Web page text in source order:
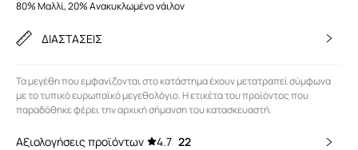
80% Μαλλί, 20% Ανακυκλωμένο νάιλον
ΔΙΑΣΤΑΣΕΙΣ
Τα μεγέθη που εμφανίζονται στο κατάστημα έχουν μετατραπεί σύμφωνα
με το τυπικό ευρωπαϊκό μεγεθολόγιο. Η ετικέτα του προϊόντος που
παραδόθηκε φέρει την αρχική σήμανση του κατασκευαστή.
Αξιολογήσεις προϊόντων 4.7 22